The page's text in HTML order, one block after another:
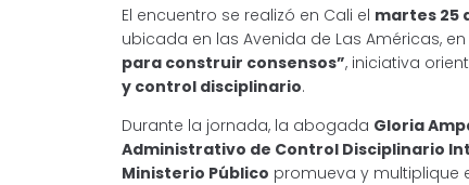
El encuentro se realizó en Cali el martes 25
ubicada en las Avenida de Las Américas,
para construir consensos”, iniciativa
y control disciplinario.
Durante la jornada, la abogada Gloria
Administrativo de Control Disciplinario
Ministerio Público promueva y multiplique